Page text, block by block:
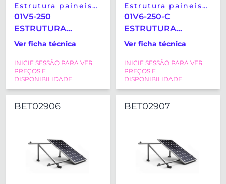
Estrutura paineis
solares
01V5-250
ESTRUTURA
COPLANAR TELHA
VERTICAL SUNFER
(2279X1150MM)
Ver ficha técnica
INICIE SESSÃO PARA VER
PREÇOS E
DISPONIBILIDADE
Estrutura paineis
solares
01V6-250-C
ESTRUTURA
COPLANAR TELHA
VERTICAL SUNFER
(2279X1150MM)
Ver ficha técnica
INICIE SESSÃO PARA VER
PREÇOS E
DISPONIBILIDADE
BET02906 BET02907